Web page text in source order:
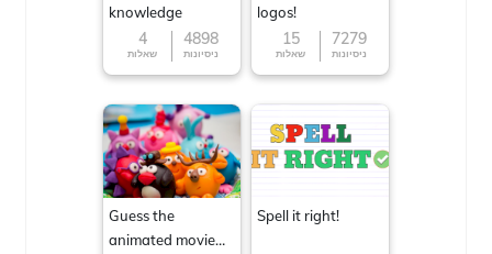
knowledge
4
שאלות
4898
ניסיונות
logos!
15
שאלות
7279
ניסיונות
Guess the
animated movie
Spell it right!